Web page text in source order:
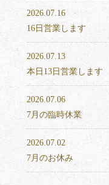
2026.07.16
16日営業します
2026.07.13
本日13日営業します
2026.07.06
7月の臨時休業
2026.07.02
7月のお休み